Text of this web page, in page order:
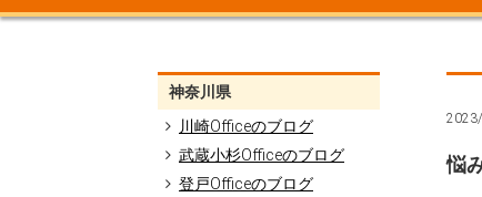
神奈川県
川崎Officeのブログ
武蔵小杉Officeのブログ
登戸Officeのブログ
悩